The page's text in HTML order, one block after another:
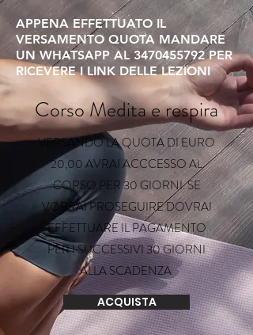
APPENA EFFETTUATO IL
VERSAMENTO QUOTA MANDARE
UN WHATSAPP AL 3470455792PER
RICEVERE I LINK DELLE LEZIONI
Corso Medita e respira
VERSANDO LA QUOTA DI EURO
20,00 AVRAI ACCCESSO AL
CORSO PER 30 GIORNI. SE
VORRAI PROSEGUIRE DOVRAI
EFFETTUARE IL PAGAMENTO
PER I SUCCESSIVI 30 GIORNI
ALLA SCADENZA
ACQUISTA